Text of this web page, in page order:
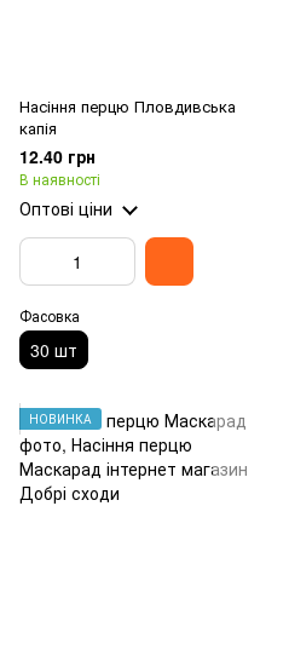
Насіння перцю Пловдивська
капія
12.40 грн
В наявності
Оптові ціни
Фасовка
30 шт
НОВИНКА